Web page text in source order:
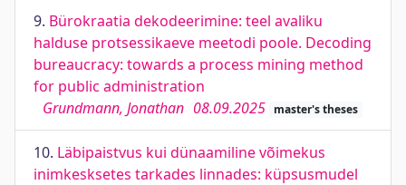
9. Bürokraatia dekodeerimine: teel avaliku
halduse protsessikaeve meetodi poole. Decoding
bureaucracy: towards a process mining method
for public administration
Grundmann, Jonathan 08.09.2025 master's theses
10. Läbipaistvus kui dünaamiline võimekus
inimkesksetes tarkades linnades: küpsusmudel